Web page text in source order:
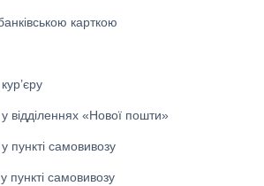
карткою
відділеннях «Нової пошти»
пункті самовивозу
пункті самовивозу